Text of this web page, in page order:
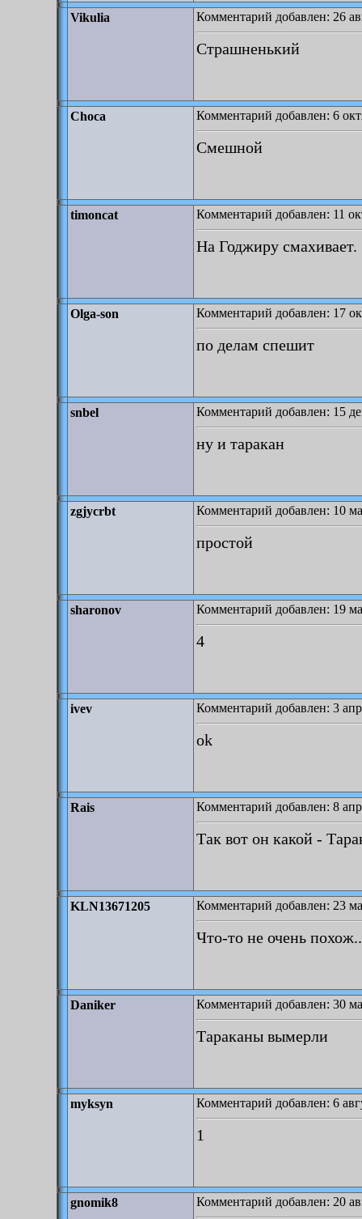
Vikulia Комментарий добавлен: 26
Страшненький
Choca Комментарий добавлен: 6
Смешной
timoncat Комментарий добавлен: 11
На Годжиру смахивает.
Olga-son Комментарий добавлен: 17
по делам спешит
snbel Комментарий добавлен: 15
ну и таракан
zgjycrbt Комментарий добавлен: 10
простой
sharonov Комментарий добавлен: 19
4
ivev Комментарий добавлен: 3
ok
Rais Комментарий добавлен: 8
Так вот он какой -
KLN13671205 Комментарий добавлен: 23
Что-то не очень
Daniker Комментарий добавлен: 30
Тараканы вымерли
myksyn Комментарий добавлен: 6
1
gnomik8 Комментарий добавлен: 20